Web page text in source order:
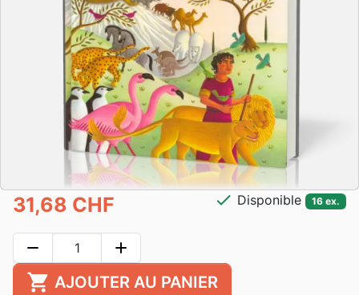
31,68 CHF check Disponible 16 ex.
remove add
shopping_cart AJOUTER AU PANIER